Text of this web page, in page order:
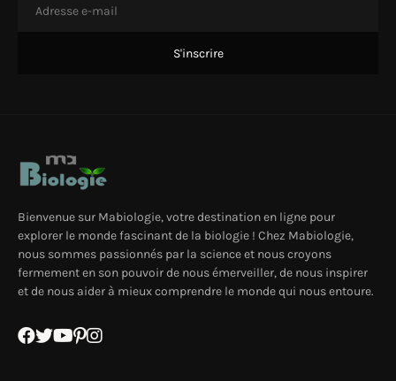
Bienvenue sur Mabiologie, votre destination en ligne pour
explorer le monde fascinant de la biologie ! Chez Mabiologie,
nous sommes passionnés par la science et nous croyons
fermement en son pouvoir de nous émerveiller, de nous inspirer
et de nous aider à mieux comprendre le monde qui nous entoure.